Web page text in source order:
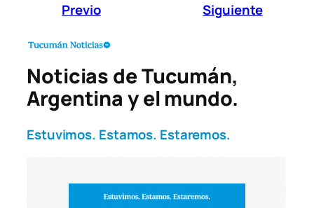
Previo Siguiente
Noticias de Tucumán,
Argentina y el mundo.
Estuvimos. Estamos. Estaremos.